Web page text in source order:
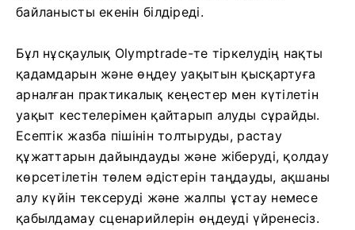
байланысты екенін білдіреді.
Бұл нұсқаулық Olymptrade-те тіркелудің нақты
қадамдарын және өңдеу уақытын қысқартуға
арналған практикалық кеңестер мен күтілетін
уақыт кестелерімен қайтарып алуды сұрайды.
Есептік жазба пішінін толтыруды, растау
құжаттарын дайындауды және жіберуді, қолдау
көрсетілетін төлем әдістерін таңдауды, ақшаны
алу күйін тексеруді және жалпы ұстау немесе
қабылдамау сценарийлерін өңдеуді үйренесіз.